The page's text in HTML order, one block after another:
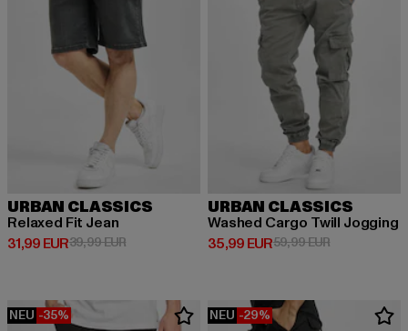
URBAN CLASSICS
Relaxed Fit Jean
31,99 EUR
Derzeitiger Preis: 31,99 EUR
39,99 EURAktionspreis: 39,99 EUR
URBAN CLASSICS
Washed Cargo Twill Jogging
35,99 EUR
Derzeitiger Preis: 35,99 EUR
59,99 EURAktionspreis:
NEU -35% NEU -29%